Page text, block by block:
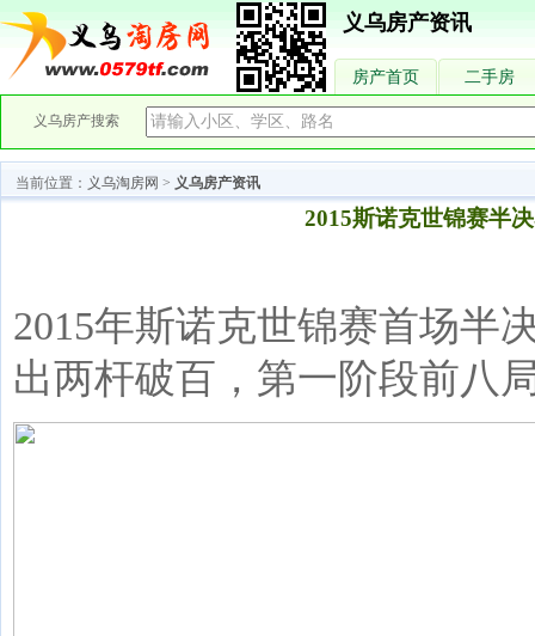
义乌房产资讯
房产首页 二手房
义乌房产搜索
当前位置： 义乌淘房网 > 义乌房产资讯
2015斯诺克世锦赛半
2015年斯诺克世锦赛首场半
出两杆破百，第一阶段前八